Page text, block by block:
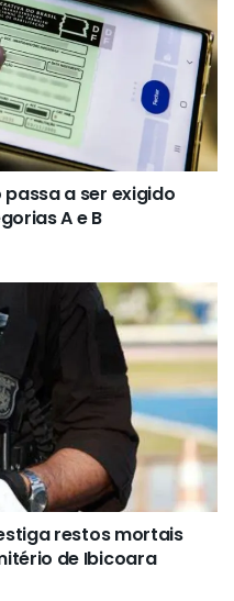
a ser exigido
A e B
restos mortais
de Ibicoara